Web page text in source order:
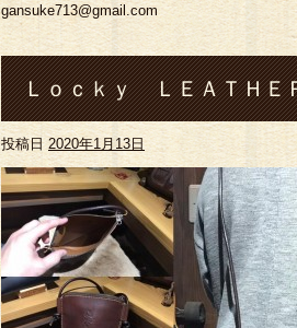
gansuke713@gmail.com
Ｌｏｃｋｙ ＬＥＡＴＨ
パークポシェット#熊本#
布#ロングウォレット#コ
シルバーアクセ サリー#バ
投稿日 2020年1月13日